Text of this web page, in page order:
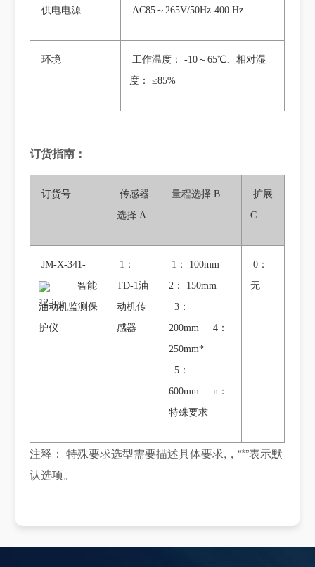
供电电源 AC85～265V/50Hz-400 Hz
环境
工作温度： -10～65℃、相对湿
度： ≤85%
订货指南：
订货号
传感器
选择 A
量程选择 B
扩展
C
JM-X-341-
智能
油动机监测保
护仪
1：
TD-1油
动机传
感器
1： 100mm
2： 150mm
3：
200mm 4：
250mm*
5：
600mm n：
特殊要求
0：
无
注释： 特殊要求选型需要描述具体要求,，“*”表示默
认选项。